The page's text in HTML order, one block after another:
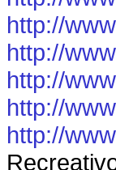
http://
http://
http://
http://
http://